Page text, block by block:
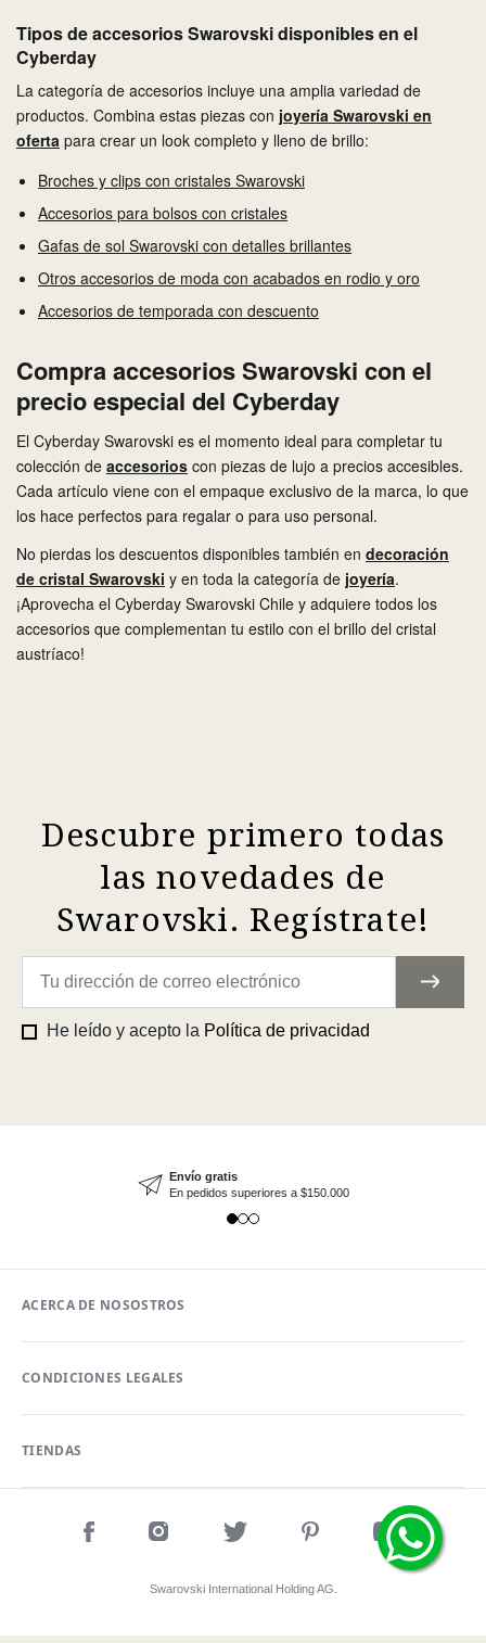
Tipos de accesorios Swarovski disponibles en el
Cyberday
La categoría de accesorios incluye una amplia variedad de
productos. Combina estas piezas con joyería Swarovski en
oferta para crear un look completo y lleno de brillo:
Broches y clips con cristales Swarovski
Accesorios para bolsos con cristales
Gafas de sol Swarovski con detalles brillantes
Otros accesorios de moda con acabados en rodio y oro
Accesorios de temporada con descuento
Compra accesorios Swarovski con el
precio especial del Cyberday
El Cyberday Swarovski es el momento ideal para completar tu
colección de accesorios con piezas de lujo a precios accesibles.
Cada artículo viene con el empaque exclusivo de la marca, lo que
los hace perfectos para regalar o para uso personal.
No pierdas los descuentos disponibles también en decoración
de cristal Swarovski y en toda la categoría de joyería.
¡Aprovecha el Cyberday Swarovski Chile y adquiere todos los
accesorios que complementan tu estilo con el brillo del cristal
austríaco!
Descubre primero todas
las novedades de
Swarovski. Regístrate!
He leído y acepto la Política de privacidad
Envío gratis
En pedidos superiores a $150.000
ACERCA DE NOSOSTROS
CONDICIONES LEGALES
TIENDAS
Swarovski International Holding AG.